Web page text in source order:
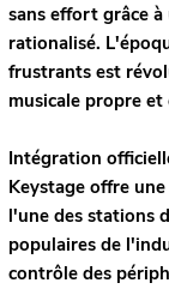
sans effort grâce
rationalisé.
frustrants est
musicale propre et
Intégration
Keystage offre
l'une des stations
populaires de
contrôle des